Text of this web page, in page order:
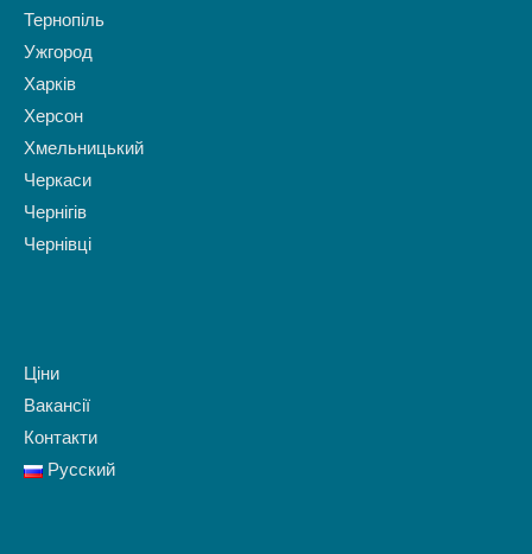
Тернопіль
Ужгород
Харків
Херсон
Хмельницький
Черкаси
Чернігів
Чернівці
Ціни
Вакансії
Контакти
Русский